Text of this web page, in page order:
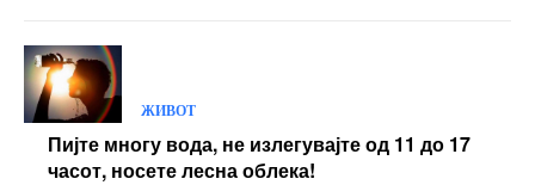
ЖИВОТ
Пијте многу вода, не излегувајте од 11 до 17
часот, носете лесна облека!